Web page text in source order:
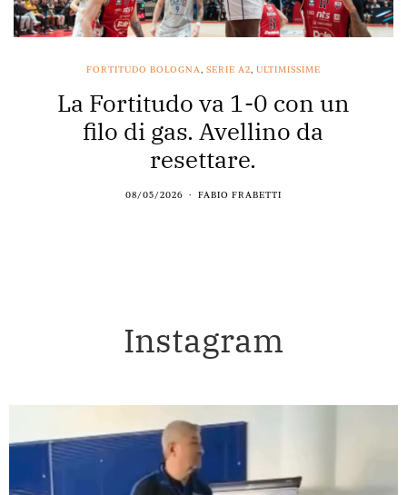
FORTITUDO BOLOGNA, SERIE A2, ULTIMISSIME
La Fortitudo va 1-0 con un
filo di gas. Avellino da
resettare.
08/05/2026 FABIO FRABETTI
Instagram